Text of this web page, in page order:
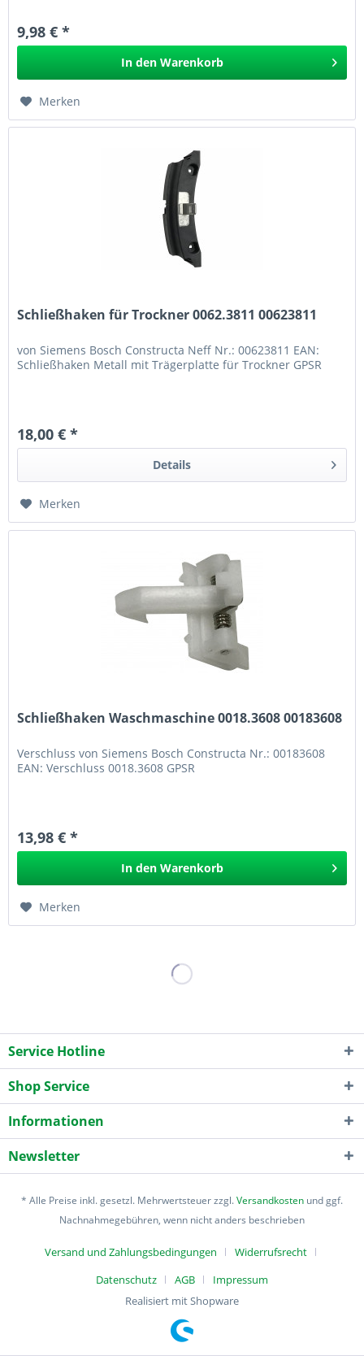
9,98 € *
In den Warenkorb
Merken
Schließhaken für Trockner 0062.3811 00623811
von Siemens Bosch Constructa Neff Nr.: 00623811 EAN:
Schließhaken Metall mit Trägerplatte für Trockner GPSR
18,00 € *
Details
Merken
Schließhaken Waschmaschine 0018.3608 00183608
Verschluss von Siemens Bosch Constructa Nr.: 00183608
EAN: Verschluss 0018.3608 GPSR
13,98 € *
In den Warenkorb
Merken
Service Hotline
Shop Service
Informationen
Newsletter
* Alle Preise inkl. gesetzl. Mehrwertsteuer zzgl.Versandkosten und ggf.
Nachnahmegebühren, wenn nicht anders beschrieben
Versand und Zahlungsbedingungen
Widerrufsrecht
Datenschutz
AGB
Impressum
Realisiert mit Shopware